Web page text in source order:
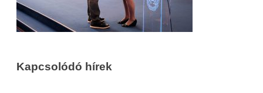
Kapcsolódó hírek